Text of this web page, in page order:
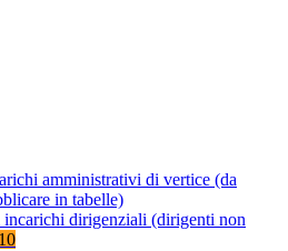
amministrativi di vertice (da
in tabelle)
dirigenziali (dirigenti non
10